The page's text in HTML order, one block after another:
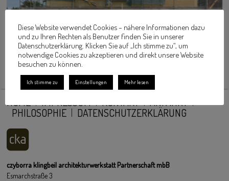
HOME IMPRESSUM KONTAKT
ANFAHRT
PHILOSOPHIE
DATENSCHUTZERKLÄRUNG
czyborra klingbeil architekturwerkstatt Partnerschaft mbB
Esmarchstraße 3
Diese Website verwendet Cookies – nähere Informationen dazu
und zu Ihren Rechten als Benutzer finden Sie in unserer
Datenschutzerklärung. Klicken Sie auf „Ich stimme zu“, um
notwendige Cookies zu akzeptieren und direkt unsere Website
besuchen zu können.
Ich stimme zu Einstellungen Mehr lesen